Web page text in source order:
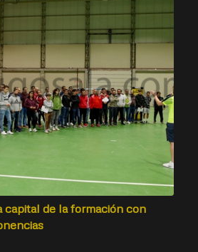
capital de la formación con